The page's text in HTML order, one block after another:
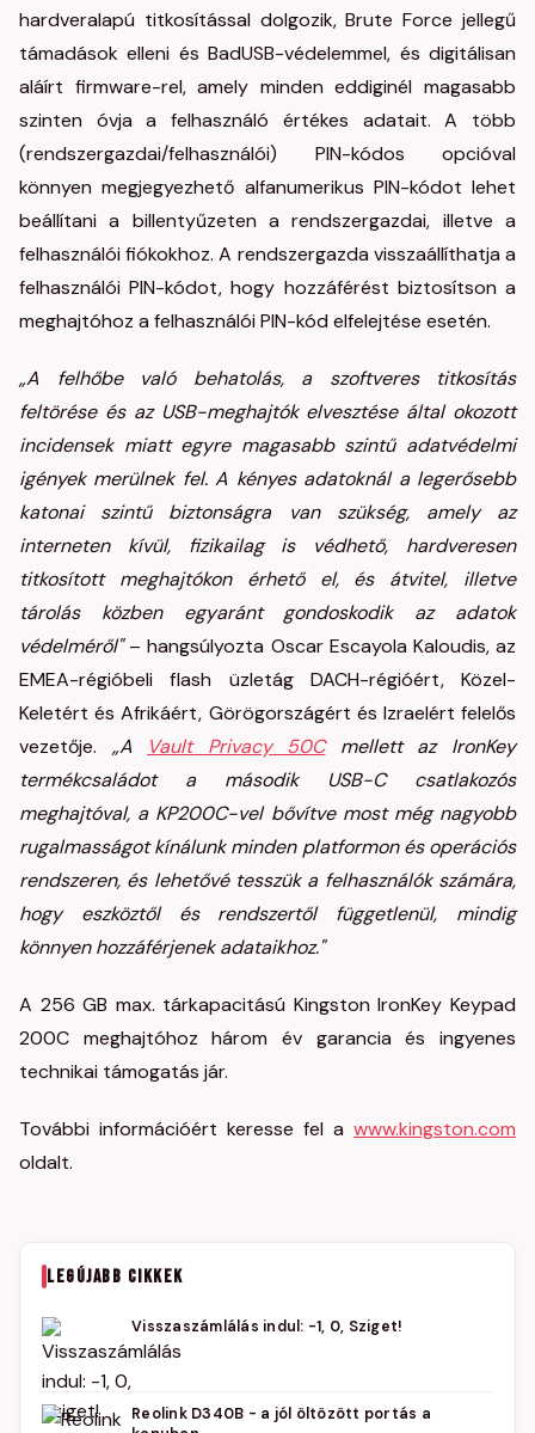
hardveralapú titkosítással dolgozik, Brute Force jellegű
támadások elleni és BadUSB-védelemmel, és digitálisan
aláírt firmware-rel, amely minden eddiginél magasabb
szinten óvja a felhasználó értékes adatait. A több
(rendszergazdai/felhasználói) PIN-kódos opcióval
könnyen megjegyezhető alfanumerikus PIN-kódot lehet
beállítani a billentyűzeten a rendszergazdai, illetve a
felhasználói fiókokhoz. A rendszergazda visszaállíthatja a
felhasználói PIN-kódot, hogy hozzáférést biztosítson a
meghajtóhoz a felhasználói PIN-kód elfelejtése esetén.
„A felhőbe való behatolás, a szoftveres titkosítás
feltörése és az USB-meghajtók elvesztése által okozott
incidensek miatt egyre magasabb szintű adatvédelmi
igények merülnek fel. A kényes adatoknál a legerősebb
katonai szintű biztonságra van szükség, amely az
interneten kívül, fizikailag is védhető, hardveresen
titkosított meghajtókon érhető el, és átvitel, illetve
tárolás közben egyaránt gondoskodik az adatok
védelméről"– hangsúlyozta Oscar Escayola Kaloudis, az
EMEA-régióbeli flash üzletág DACH-régióért, Közel-
Keletért és Afrikáért, Görögországért és Izraelért felelős
vezetője. „A Vault Privacy 50Cmellett az IronKey
termékcsaládot a második USB-C csatlakozós
meghajtóval, a KP200C-vel bővítve most még nagyobb
rugalmasságot kínálunk minden platformon és operációs
rendszeren, és lehetővé tesszük a felhasználók számára,
hogy eszköztől és rendszertől függetlenül, mindig
könnyen hozzáférjenek adataikhoz."
A 256 GB max. tárkapacitású Kingston IronKey Keypad
200C meghajtóhoz három év garancia és ingyenes
technikai támogatás jár.
További információért keresse fel a www.kingston.com
oldalt.
LEGÚJABB CIKKEK
Visszaszámlálás indul: -1, 0, Sziget!
Reolink D340B - a jól öltözött portás a